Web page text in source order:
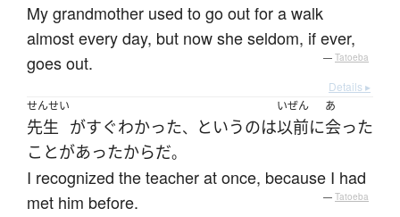
My grandmother used to go out for a walk
almost every day, but now she seldom, if ever,
goes out.
— Tatoeba
Details ▸
せんせい
先生 がすぐわかった、 というのは
いぜん
以前に
あ
会った
ことがあったからだ。
I recognized the teacher at once, because I had
met him before.
— Tatoeba